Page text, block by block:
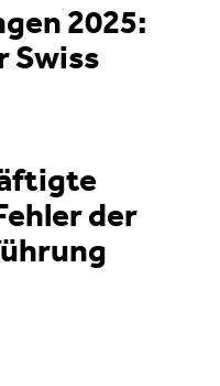
2025:
Swiss
der